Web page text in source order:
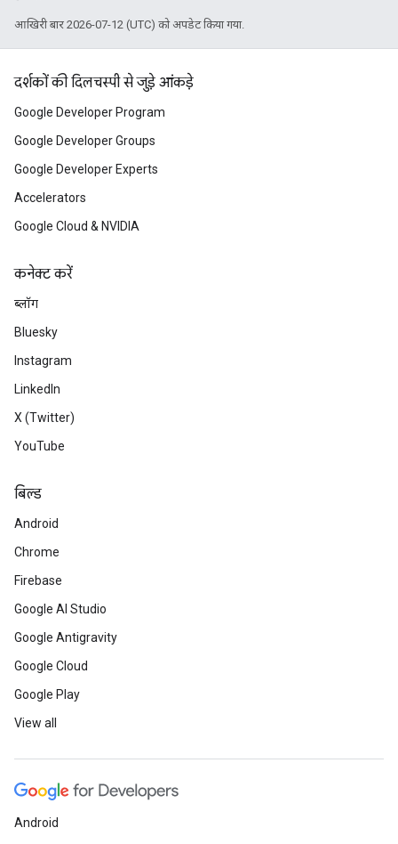
आखिरी बार 2026-07-12 (UTC) को अपडेट किया गया.
दर्शकों की दिलचस्पी से जुड़े आंकड़े
Google Developer Program
Google Developer Groups
Google Developer Experts
Accelerators
Google Cloud & NVIDIA
कनेक्ट करें
ब्लॉग
Bluesky
Instagram
LinkedIn
X (Twitter)
YouTube
बिल्ड
Android
Chrome
Firebase
Google AI Studio
Google Antigravity
Google Cloud
Google Play
View all
Android